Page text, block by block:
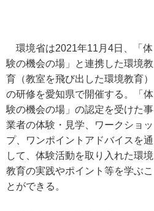
環境省は2021年11月4日、「体
験の機会の場」と連携した環境教
育（教室を飛び出した環境教育）
の研修を愛知県で開催する。「体
験の機会の場」の認定を受けた事
業者の体験・見学、ワークショッ
プ、ワンポイントアドバイスを通
して、体験活動を取り入れた環境
教育の実践やポイント等を学ぶこ
とができる。